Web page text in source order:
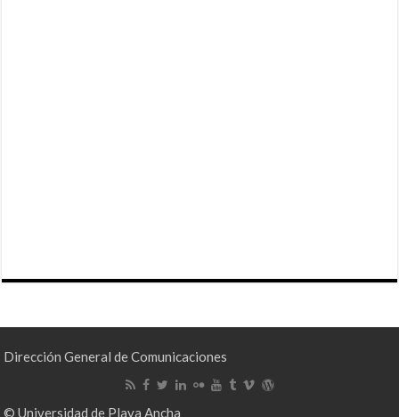
Dirección General de Comunicaciones
© Universidad de Playa Ancha